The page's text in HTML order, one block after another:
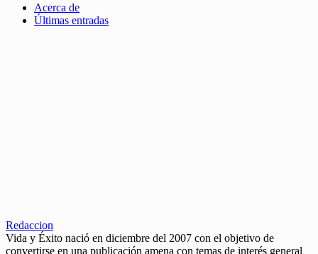
Acerca de
Últimas entradas
Redaccion
Vida y Éxito nació en diciembre del 2007 con el objetivo de
convertirse en una publicación amena con temas de interés general